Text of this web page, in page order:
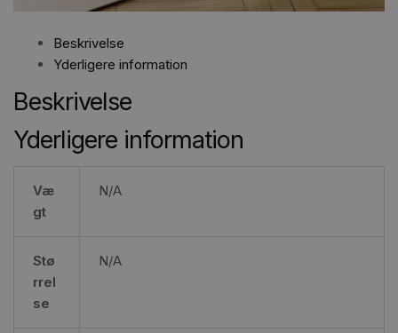
Beskrivelse
Yderligere information
Beskrivelse
Yderligere information
Væ
gt
N/A
Stø
rrel
se
N/A